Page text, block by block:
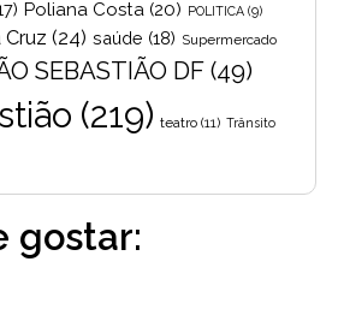
Poliana Costa (20) POLITICA (9)
Cruz (24) saúde (18) Supermercado
SEBASTIÃO DF (49)
(219) teatro (11) Trânsito
gostar: